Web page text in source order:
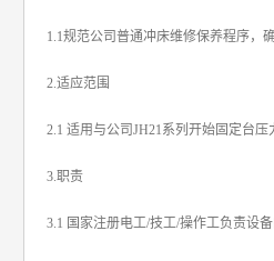
1.1规范公司普通冲床维修保养程序，
2.适应范围
2.1 适用与公司JH21系列开始固定台压
3.职责
3.1 国家注册电工/技工/操作工负责设